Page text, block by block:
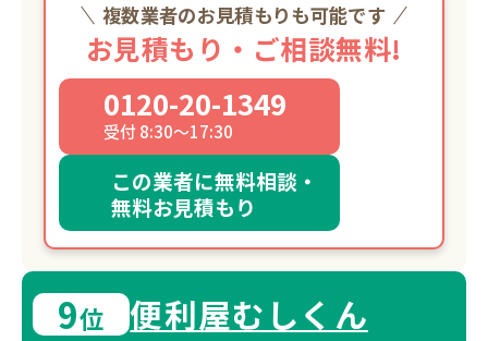
複数業者のお見積もりも可能です
お見積もり・ご相談無料!
0120-20-1349
受付 8:30～17:30
この業者に無料相談・
無料お見積もり
9位 便利屋むしくん